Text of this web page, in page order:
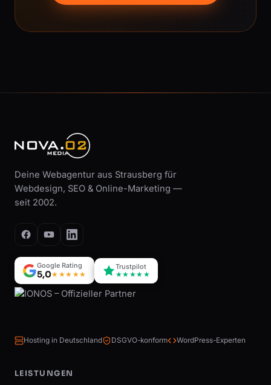
Deine Webagentur aus Strausberg für
Webdesign, SEO & Online-Marketing —
seit 2002.
Google Rating
5,0★★★★★
Trustpilot
★★★★★
Hosting in Deutschland DSGVO-konform WordPress-Experten
LEISTUNGEN